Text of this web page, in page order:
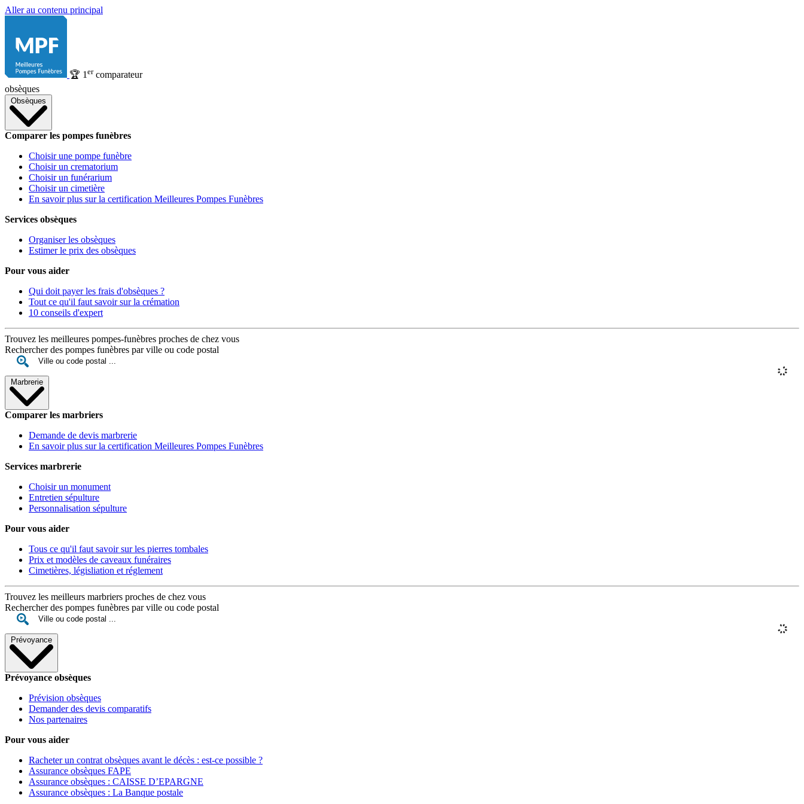
Aller au contenu principal
🏆 1 ercomparateur
obsèques
Obsèques
Comparer les pompes funèbres
Choisir une pompe funèbre
Choisir un crematorium
Choisir un funérarium
Choisir un cimetière
En savoir plus sur la certification Meilleures Pompes Funèbres
Services obsèques
Organiser les obsèques
Estimer le prix des obsèques
Pour vous aider
Qui doit payer les frais d'obsèques ?
Tout ce qu'il faut savoir sur la crémation
10 conseils d'expert
Trouvez les meilleures pompes-funèbres proches de chez vous
Rechercher des pompes funèbres par ville ou code postal
Marbrerie
Comparer les marbriers
Demande de devis marbrerie
En savoir plus sur la certification Meilleures Pompes Funèbres
Services marbrerie
Choisir un monument
Entretien sépulture
Personnalisation sépulture
Pour vous aider
Tous ce qu'il faut savoir sur les pierres tombales
Prix et modèles de caveaux funéraires
Cimetières, législiation et réglement
Trouvez les meilleurs marbriers proches de chez vous
Rechercher des pompes funèbres par ville ou code postal
Prévoyance
Prévoyance obsèques
Prévision obsèques
Demander des devis comparatifs
Nos partenaires
Pour vous aider
Racheter un contrat obsèques avant le décès : est-ce possible ?
Assurance obsèques FAPE
Assurance obsèques : CAISSE D’EPARGNE
Assurance obsèques : La Banque postale